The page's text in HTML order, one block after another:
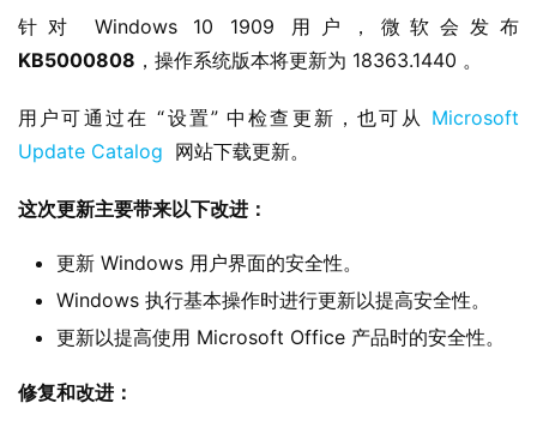
关
KB5000808 ，操作系统版本将更新为 18363.1440 。
用户可通过在 “设置” 中检查更新，也可从 Microsoft
Update Catalog 网站下载更新。
这次更新主要带来以下改进：
更新 Windows 用户界面的安全性。
Windows 执行基本操作时进行更新以提高安全性。
更新以提高使用 Microsoft Office 产品时的安全性。
修复和改进：